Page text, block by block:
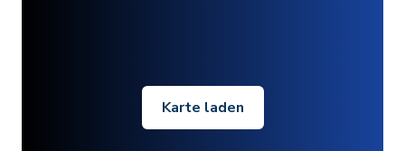
Karte laden